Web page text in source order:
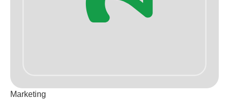
Marketing